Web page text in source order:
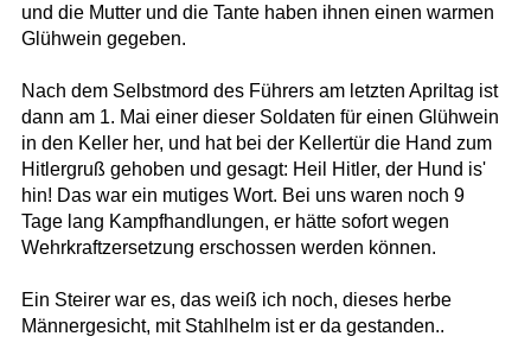
und die Mutter und die Tante haben ihnen einen warmen
Glühwein gegeben.
Nach dem Selbstmord des Führers am letzten Apriltag ist
dann am 1. Mai einer dieser Soldaten für einen Glühwein
in den Keller her, und hat bei der Kellertür die Hand zum
Hitlergruß gehoben und gesagt: Heil Hitler, der Hund is'
hin! Das war ein mutiges Wort. Bei uns waren noch 9
Tage lang Kampfhandlungen, er hätte sofort wegen
Wehrkraftzersetzung erschossen werden können.
Ein Steirer war es, das weiß ich noch, dieses herbe
Männergesicht, mit Stahlhelm ist er da gestanden..